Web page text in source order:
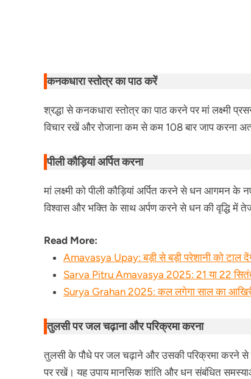
कनकधारा स्तोत्र का पाठ करें
श्रद्धा से कनकधारा स्तोत्र का पाठ करने पर मां लक्ष्मी
विचार रखें और रोजाना कम से कम 108 बार जाप करना
पीली कौड़ियां अर्पित करना
मां लक्ष्मी को पीली कौड़ियां अर्पित करने से धन आगमन
विश्वास और भक्ति के साथ अर्पण करने से धन की वृद्धि में
Read More:
Amavasya Upay: बड़ी से बड़ी परेशानी को टाल
Sarva Pitru Amavasya 2025: 21 या 22
Surya Grahan 2025: कल लगेगा साल का
तुलसी पर जल चढ़ाना और परिक्रमा करना
तुलसी के पौधे पर जल चढ़ाने और उसकी परिक्रमा करने से
पर रखें। यह उपाय मानसिक शांति और धन संबंधित